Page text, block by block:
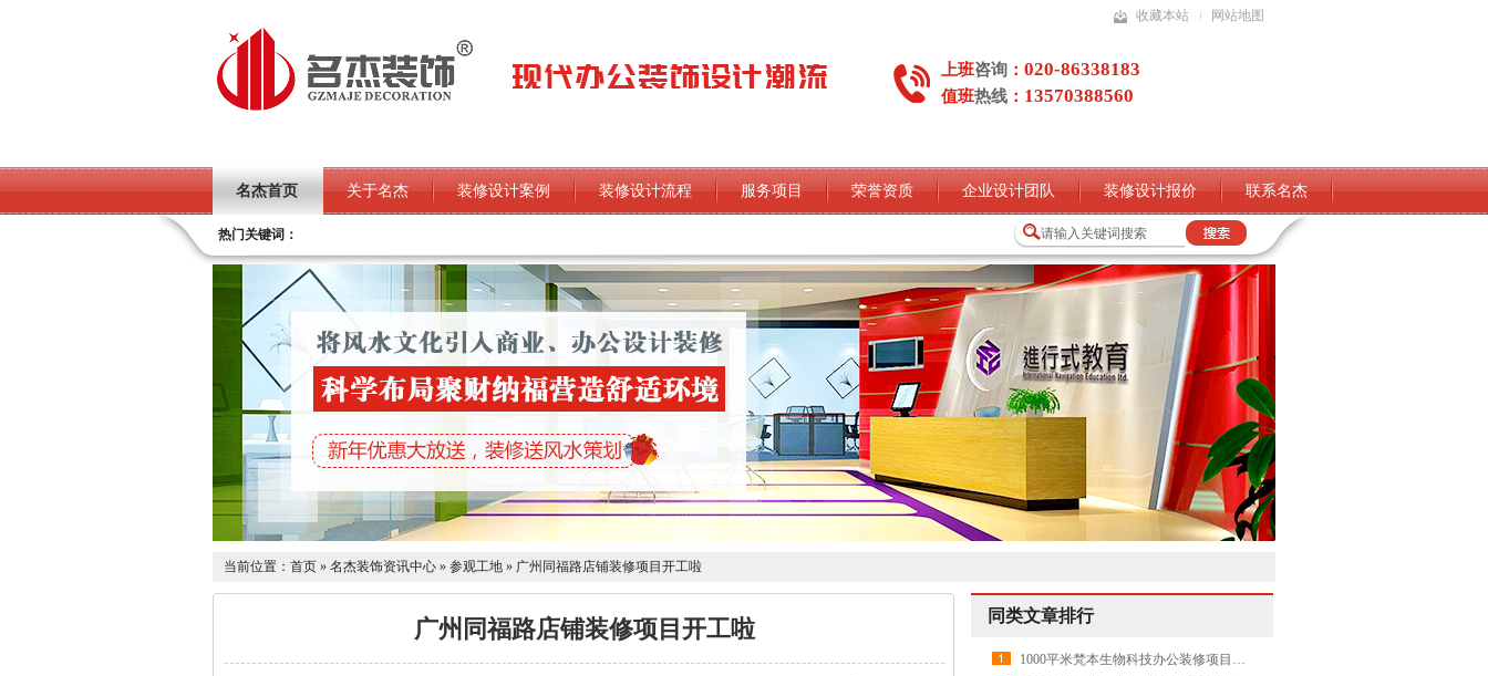
收藏本站 网站地图
上班咨询 ： 020-86338183
值班热线 ： 13570388560
名杰首页 关于名杰 装修设计案例 装修设计流程 服务项目 荣誉资质 企业设计团队 装修设计报价 联系名杰
热门关键词：
当前位置： 首页 » 名杰装饰资讯中心 » 参观工地 » 广州同福路店铺装修项目开工啦
广州同福路店铺装修项目开工啦 同类文章排行
1000平米梵本生物科技办公装修项目圆满交付